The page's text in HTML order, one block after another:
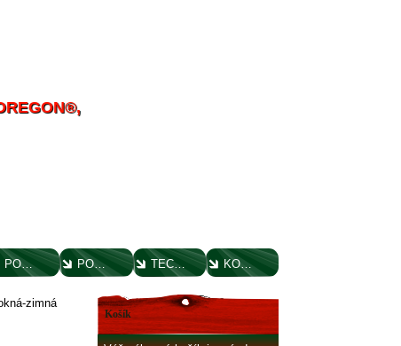
POUČENIE O UPLATNENÍ PRÁVA SPOTREBITEĽA PORADENSTVO TECHNICKÉ VÝKRESY KONTAKT
zimná
Košík